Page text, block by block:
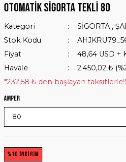
Otomatik Sigorta Tekli 80
Kategori
SİGORTA ,
Stok Kodu
Fiyat
48,64 USD +
Havale
2.450,02 ₺
*232,58 ₺ den başlayan taksitlerle!!
Amper
%10 İNDİRİM